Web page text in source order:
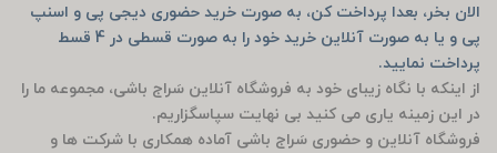
الان بخر، بعدا پرداخت کن، به صورت خرید حضوری دیجی پی و اسنپ
پی و یا به صورت آنلاین خرید خود را به صورت قسطی در 4 قسط
پرداخت نمایید.
از اینکه با نگاه زیبای خود به فروشگاه آنلاین سَراج باشی، مجموعه ما را
در این زمینه یاری می کنید بی نهایت سپاسگزاریم.
فروشگاه آنلاین و حضوری سَراج باشی آماده همکاری با شرکت ها و